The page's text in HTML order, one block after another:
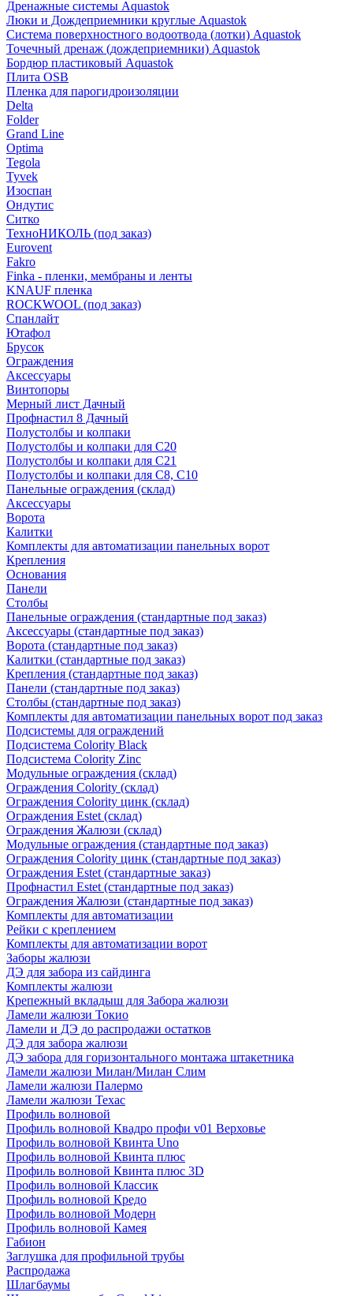
Дренажные системы Aquastok
Люки и Дождеприемники круглые Aquastok
Система поверхностного водоотвода (лотки) Aquastok
Точечный дренаж (дождеприемники) Aquastok
Бордюр пластиковый Aquastok
Плита OSB
Пленка для парогидроизоляции
Delta
Folder
Grand Line
Optima
Tegola
Tyvek
Изоспан
Ондутис
Ситко
ТехноНИКОЛЬ (под заказ)
Eurovent
Fakro
Finka - пленки, мембраны и ленты
KNAUF пленка
ROCKWOOL (под заказ)
Спанлайт
Ютафол
Брусок
Ограждения
Аксессуары
Винтопоры
Мерный лист Дачный
Профнастил 8 Дачный
Полустолбы и колпаки
Полустолбы и колпаки для С20
Полустолбы и колпаки для С21
Полустолбы и колпаки для С8, С10
Панельные ограждения (склад)
Аксессуары
Ворота
Калитки
Комплекты для автоматизации панельных ворот
Крепления
Основания
Панели
Столбы
Панельные ограждения (стандартные под заказ)
Аксессуары (стандартные под заказ)
Ворота (стандартные под заказ)
Калитки (стандартные под заказ)
Крепления (стандартные под заказ)
Панели (стандартные под заказ)
Столбы (стандартные под заказ)
Комплекты для автоматизации панельных ворот под заказ
Подсистемы для ограждений
Подсистема Colority Black
Подсистема Colority Zinc
Модульные ограждения (склад)
Ограждения Colority (склад)
Ограждения Colority цинк (склад)
Ограждения Estet (склад)
Ограждения Жалюзи (склад)
Модульные ограждения (стандартные под заказ)
Ограждения Colority цинк (стандартные под заказ)
Ограждения Estet (стандартные заказ)
Профнастил Estet (стандартные под заказ)
Ограждения Жалюзи (стандартные под заказ)
Комплекты для автоматизации
Рейки с креплением
Комплекты для автоматизации ворот
Заборы жалюзи
ДЭ для забора из сайдинга
Комплекты жалюзи
Крепежный вкладыш для Забора жалюзи
Ламели жалюзи Токио
Ламели и ДЭ до распродажи остатков
ДЭ для забора жалюзи
ДЭ забора для горизонтального монтажа штакетника
Ламели жалюзи Милан/Милан Слим
Ламели жалюзи Палермо
Ламели жалюзи Техас
Профиль волновой
Профиль волновой Квадро профи v01 Верховье
Профиль волновой Квинта Uno
Профиль волновой Квинта плюс
Профиль волновой Квинта плюс 3D
Профиль волновой Классик
Профиль волновой Кредо
Профиль волновой Модерн
Профиль волновой Камея
Габион
Заглушка для профильной трубы
Распродажа
Шлагбаумы